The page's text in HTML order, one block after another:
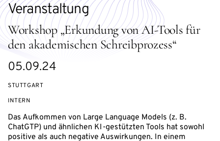
Workshop „Erkundung von AI-Tools für
den akademischen Schreibprozess“
Veranstaltung
eventBeginsOn
05.09.24
STUTTGART
VERANSTALTUNGSZUGANG:
INTERN
Das Aufkommen von Large Language Models (z. B.
ChatGTP) und ähnlichen KI-gestützten Tools hat sowohl
positive als auch negative Auswirkungen. In einem